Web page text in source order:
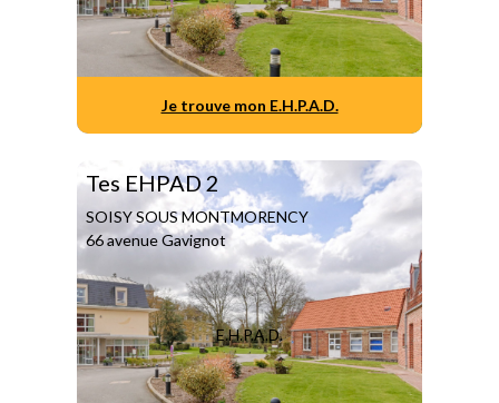
Je trouve mon E.H.P.A.D.
Tes EHPAD 2
SOISY SOUS MONTMORENCY
66 avenue Gavignot
E.H.P.A.D.